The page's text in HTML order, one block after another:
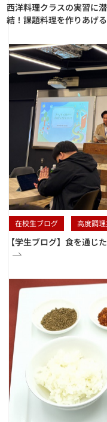
西洋料理クラスの実習に
結！課題料理を作りあげる
在校生ブログ 高度調
【学生ブログ】食を通じ